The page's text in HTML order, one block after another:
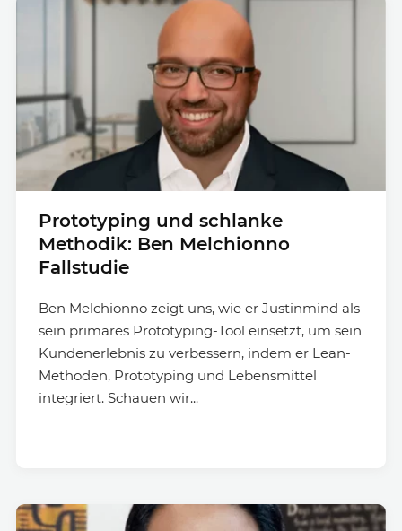
Prototyping und schlanke
Methodik: Ben Melchionno
Fallstudie
Ben Melchionno zeigt uns, wie er Justinmind als
sein primäres Prototyping-Tool einsetzt, um sein
Kundenerlebnis zu verbessern, indem er Lean-
Methoden, Prototyping und Lebensmittel
integriert. Schauen wir...